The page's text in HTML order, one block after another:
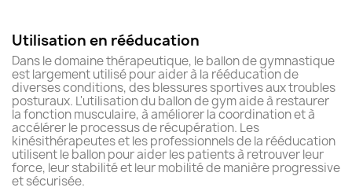
Utilisation en rééducation
Dans le domaine thérapeutique, le ballon de gymnastique
est largement utilisé pour aider à la rééducation de
diverses conditions, des blessures sportives aux troubles
posturaux. L'utilisation du ballon de gym aide à restaurer
la fonction musculaire, à améliorer la coordination et à
accélérer le processus de récupération. Les
kinésithérapeutes et les professionnels de la rééducation
utilisent le ballon pour aider les patients à retrouver leur
force, leur stabilité et leur mobilité de manière progressive
et sécurisée.